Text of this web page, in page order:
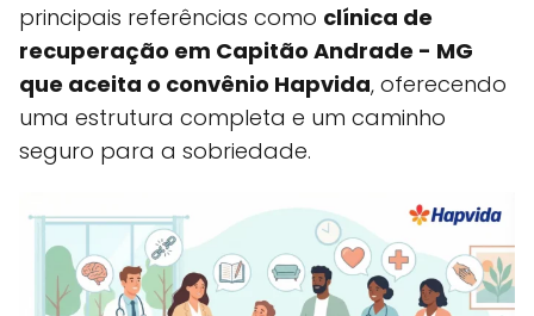
principais referências como clínica de
recuperação em Capitão Andrade - MG
que aceita o convênio Hapvida, oferecendo
uma estrutura completa e um caminho
seguro para a sobriedade.